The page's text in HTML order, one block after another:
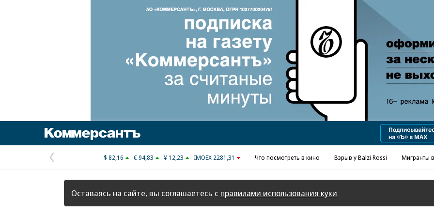
Предыдущая
страница
$ 82,16 € 94,83 ¥ 12,23 IMOEX 2281,31 Что посмотреть в кино Взрыв у Balzi Rossi Мигранты
Оставаясь на сайте, вы соглашаетесь с правилами использования куки